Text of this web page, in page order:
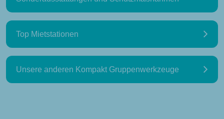
Top Mietstationen
Unsere anderen Kompakt Gruppenwerkzeuge